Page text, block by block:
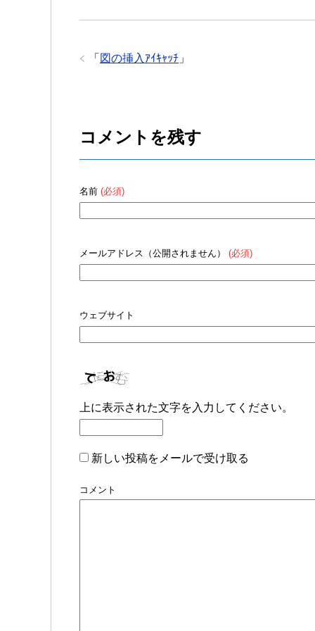
「 図の挿入ｱｲｷｬｯﾁ 」
コメントを残す
名前 (必須)
メールアドレス（公開されません） (必須)
ウェブサイト
上に表示された文字を入力してください。
新しい投稿をメールで受け取る
コメント